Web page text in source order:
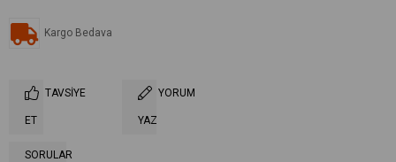
Kargo Bedava
TAVSIYE
ET
YORUM
YAZ
SORULAR